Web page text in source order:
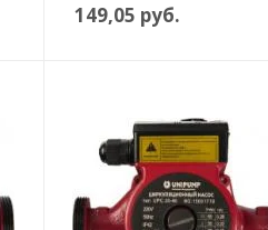
149,05 руб.